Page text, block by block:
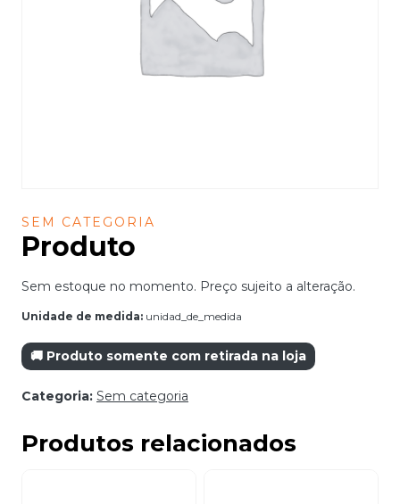
SEM CATEGORIA
Produto
Sem estoque no momento. Preço sujeito a alteração.
Unidade de medida: unidad_de_medida
🚚 Produto somente com retirada na loja
Categoria: Sem categoria
Produtos relacionados